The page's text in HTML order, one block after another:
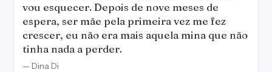
vou esquecer. Depois de nove meses de
espera, ser mãe pela primeira vez me fez
crescer, eu não era mais aquela mina que não
tinha nada a perder.
— Dina Di